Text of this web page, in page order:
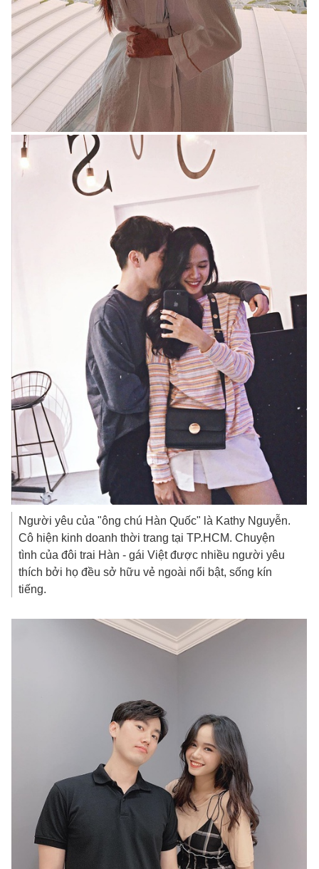
Người yêu của "ông chú Hàn Quốc" là Kathy Nguyễn.
Cô hiện kinh doanh thời trang tại TP.HCM. Chuyện
tình của đôi trai Hàn - gái Việt được nhiều người yêu
thích bởi họ đều sở hữu vẻ ngoài nổi bật, sống kín
tiếng.